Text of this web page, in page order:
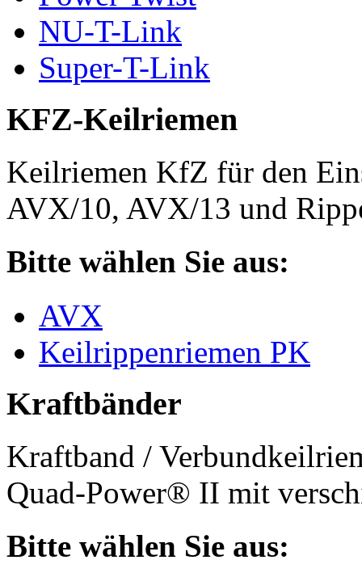
NU-T-Link
Super-T-Link
KFZ-Keilriemen
Keilriemen KfZ für den
AVX/10, AVX/13 und
Bitte wählen Sie aus:
AVX
Keilrippenriemen PK
Kraftbänder
Kraftband /
Quad-Power® II mit
Bitte wählen Sie aus: